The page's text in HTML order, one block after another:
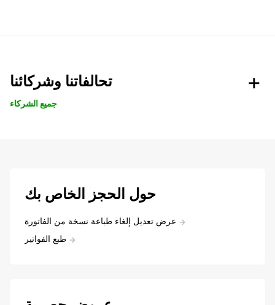
تحالفاتنا وشركائنا
جميع الشركاء
حول الحجز الخاص بك
عرض تعديل إلغاء طباعة نسخة من الفاتورة
طبع الفواتير